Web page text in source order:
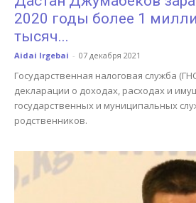
2020 годы более 1
тысяч...
Aidai Irgebai - 07 декабря 2021
Государственная налоговая служба
декларации о доходах, расходах и
государственных и муниципальных
родственников.